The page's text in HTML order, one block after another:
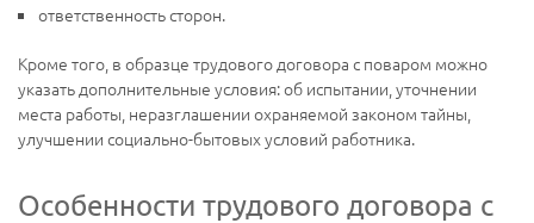
ответственность сторон.
Кроме того, в образце трудового договора с поваром можно
указать дополнительные условия: об испытании, уточнении
места работы, неразглашении охраняемой законом тайны,
улучшении социально-бытовых условий работника.
Особенности трудового договора с